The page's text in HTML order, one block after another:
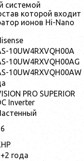
системой
которой входит
ионов Hi-Nano
10UW4RXVQH00A
10UW4RXVQH00AG
10UW4RXVQH00AW
PRO SUPERIOR
Inverter
года